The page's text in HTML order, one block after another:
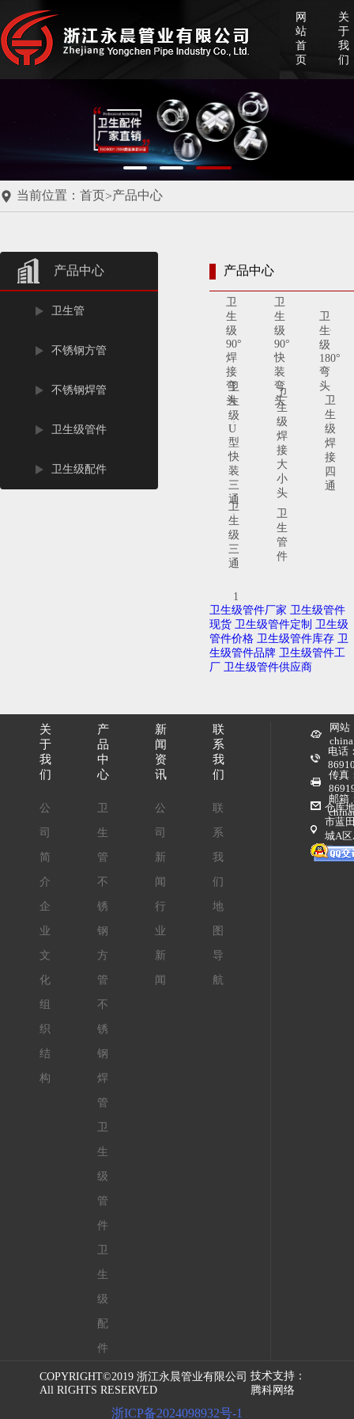
网
站
首
页
关
于
我
们
当前位置： 首页>产品中心
产品中心
卫生管
不锈钢方管
不锈钢焊管
卫生级管件
卫生级配件
产品中心
卫
生
级
90°
焊
接
弯
头
卫
生
级
90°
快
装
弯
头
卫
生
级
180°
弯
头
卫
生
级
U
型
快
装
三
通
卫
生
级
焊
接
大
小
头
卫
生
级
焊
接
四
通
卫
生
级
三
通
卫
生
管
件
1
卫生级管件厂家 卫生级管件
现货 卫生级管件定制 卫生级
管件价格 卫生级管件库存 卫
生级管件品牌 卫生级管件工
厂 卫生级管件供应商
关
于
我
们
公
司
简
介
企
业
文
化
组
织
结
构
产
品
中
心
卫
生
管
不
锈
钢
方
管
不
锈
钢
焊
管
卫
生
级
管
件
卫
生
级
配
件
新
闻
资
讯
公
司
新
闻
行
业
新
闻
联
系
我
们
联
系
我
们
地
图
导
航
网站
电话
传真
邮箱
仓库
市蓝
城A
号
COPYRIGHT©2019 浙江永晨管业有限公司
All RIGHTS RESERVED
技术支持：
腾科网络
浙ICP备2024098932号-1